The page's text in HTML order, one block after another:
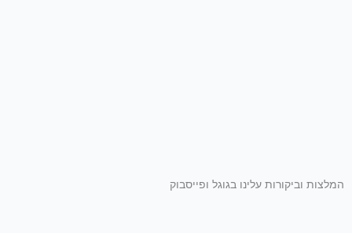
המלצות וביקורות עלינו בגוגל ופייסבוק